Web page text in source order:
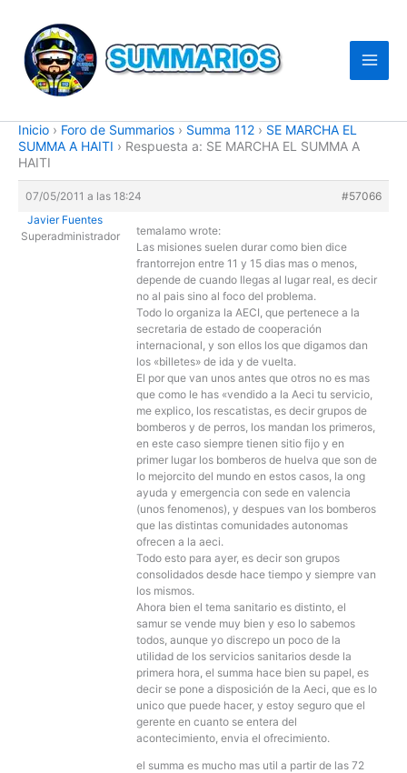
contenido
Inicio › Foro de Summarios › Summa 112 › SE MARCHA EL
SUMMA A HAITI › Respuesta a: SE MARCHA EL SUMMA A
HAITI
07/05/2011 a las 18:24
#57066
Javier Fuentes
Superadministrador
temalamo wrote:
Las misiones suelen durar como bien dice
frantorrejon entre 11 y 15 dias mas o menos,
depende de cuando llegas al lugar real, es decir
no al pais sino al foco del problema.
Todo lo organiza la AECI, que pertenece a la
secretaria de estado de cooperación
internacional, y son ellos los que digamos dan
los «billetes» de ida y de vuelta.
El por que van unos antes que otros no es mas
que como le has «vendido a la Aeci tu servicio,
me explico, los rescatistas, es decir grupos de
bomberos y de perros, los mandan los primeros,
en este caso siempre tienen sitio fijo y en
primer lugar los bomberos de huelva que son de
lo mejorcito del mundo en estos casos, la ong
ayuda y emergencia con sede en valencia
(unos fenomenos), y despues van los bomberos
que las distintas comunidades autonomas
ofrecen a la aeci.
Todo esto para ayer, es decir son grupos
consolidados desde hace tiempo y siempre van
los mismos.
Ahora bien el tema sanitario es distinto, el
samur se vende muy bien y eso lo sabemos
todos, aunque yo discrepo un poco de la
utilidad de los servicios sanitarios desde la
primera hora, el summa hace bien su papel, es
decir se pone a disposición de la Aeci, que es lo
unico que puede hacer, y estoy seguro que el
gerente en cuanto se entera del
acontecimiento, envia el ofrecimiento.
el summa es mucho mas util a partir de las 72